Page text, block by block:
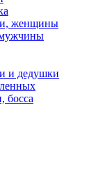
женщины
и дедушки
босса